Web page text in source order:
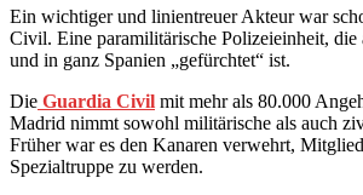
Ein wichtiger und linientreuer Akteur war
Civil. Eine paramilitärische Polizeieinheit, die
und in ganz Spanien „gefürchtet“ ist.
Die Guardia Civil mit mehr als 80.000
Madrid nimmt sowohl militärische als auch
Früher war es den Kanaren verwehrt,
Spezialtruppe zu werden.